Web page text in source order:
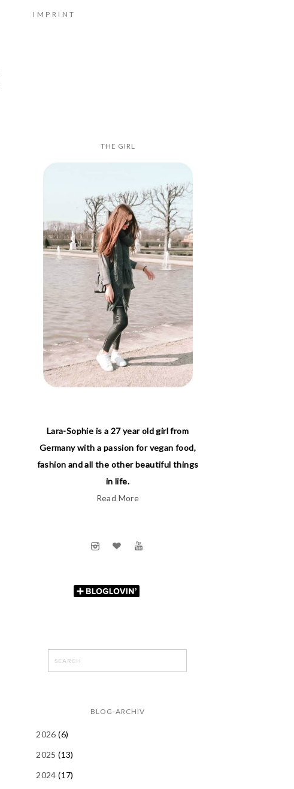
IMPRINT
THE GIRL
Lara-Sophie is a 27 year old girl from
Germany with a passion for vegan food,
fashion and all the other beautiful things
in life.
Read More
BLOG-ARCHIV
2026(6)
2025(13)
2024(17)